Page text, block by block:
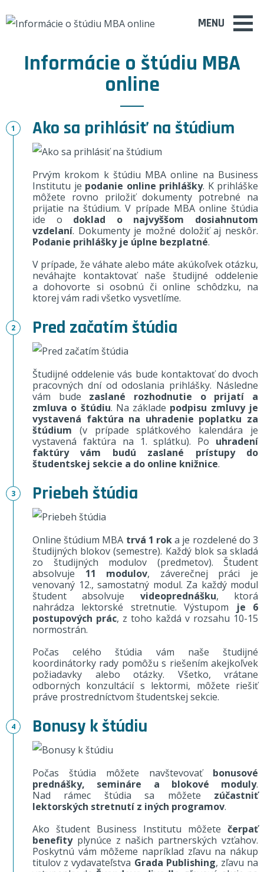
MENU
Informácie o štúdiu MBA
online
Ako sa prihlásiť na štúdium
Prvým krokom k štúdiu MBA online na Business
Institutu je podanie online prihlášky. K prihláške
môžete rovno priložiť dokumenty potrebné na
prijatie na štúdium. V prípade MBA online štúdia
ide o doklad o najvyššom dosiahnutom
vzdelaní. Dokumenty je možné doložiť aj neskôr.
Podanie prihlášky je úplne bezplatné.
V prípade, že váhate alebo máte akúkoľvek otázku,
neváhajte kontaktovať naše študijné oddelenie
a dohovorte si osobnú či online schôdzku, na
ktorej vám radi všetko vysvetlíme.
Pred začatím štúdia
Študijné oddelenie vás bude kontaktovať do dvoch
pracovných dní od odoslania prihlášky. Následne
vám bude zaslané rozhodnutie o prijatí a
zmluva o štúdiu. Na základe podpisu zmluvy je
vystavená faktúra na uhradenie poplatku za
štúdium (v prípade splátkového kalendára je
vystavená faktúra na 1. splátku). Po uhradení
faktúry vám budú zaslané prístupy do
študentskej sekcie a do online knižnice.
Priebeh štúdia
Online štúdium MBA trvá 1 roka je rozdelené do 3
študijných blokov (semestre). Každý blok sa skladá
zo študijných modulov (predmetov). Študent
absolvuje 11 modulov, záverečnej práci je
venovaný 12., samostatný modul. Za každý modul
študent absolvuje videoprednášku, ktorá
nahrádza lektorské stretnutie. Výstupom
je 6
postupových prác, z toho každá v rozsahu 10-15
normostrán.
Počas celého štúdia vám naše študijné
koordinátorky rady pomôžu s riešením akejkoľvek
požiadavky alebo otázky. Všetko, vrátane
odborných konzultácií s lektormi, môžete riešiť
práve prostredníctvom študentskej sekcie.
Bonusy k štúdiu
Počas štúdia môžete navštevovať bonusové
prednášky, semináre a blokové moduly.
Nad rámec štúdia sa môžete zúčastniť
lektorských stretnutí z iných programov.
Ako študent Business Institutu môžete čerpať
benefity plynúce z našich partnerských vzťahov.
Poskytnú vám môžeme napríklad zľavu na nákup
titulov z vydavateľstva Grada Publishing, zľavu na